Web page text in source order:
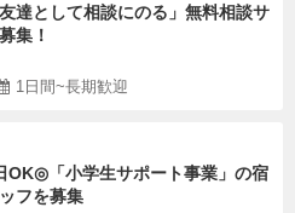
達として相談にのる」無料相談サ
集！
1日間~長期歓迎
OK◎「小学生サポート事業」の宿
フを募集